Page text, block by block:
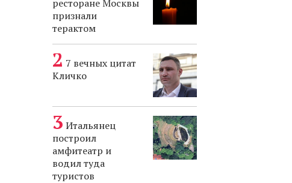
ресторане Москвы
признали
терактом
7 вечных цитат
Кличко
Итальянец
построил
амфитеатр и
водил туда
туристов